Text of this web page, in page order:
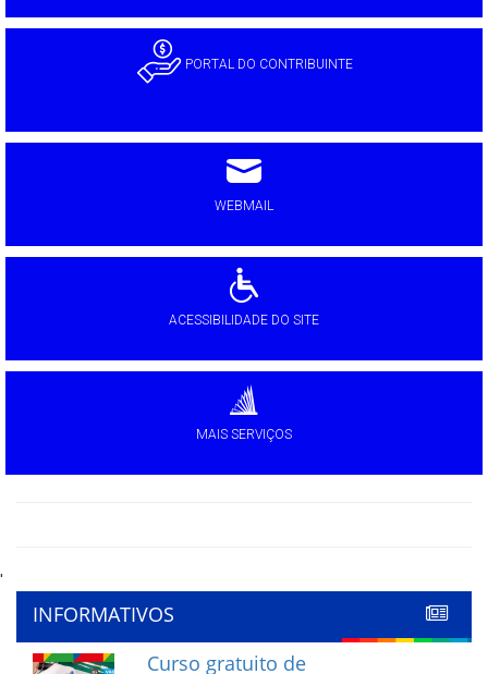
PORTAL DO CONTRIBUINTE
WEBMAIL
ACESSIBILIDADE DO SITE
MAIS SERVIÇOS
'
INFORMATIVOS
Curso gratuito de